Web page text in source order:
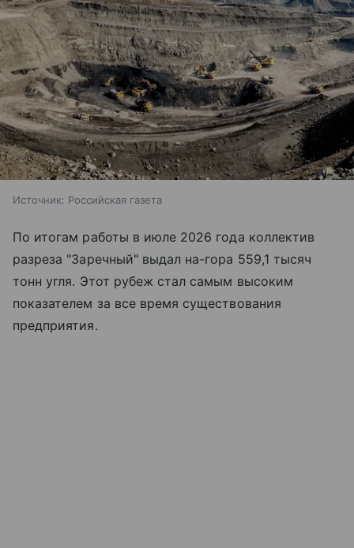
Источник: Российская газета
По итогам работы в июле 2026 года коллектив
разреза "Заречный" выдал на-гора 559,1 тысяч
тонн угля. Этот рубеж стал самым высоким
показателем за все время существования
предприятия.